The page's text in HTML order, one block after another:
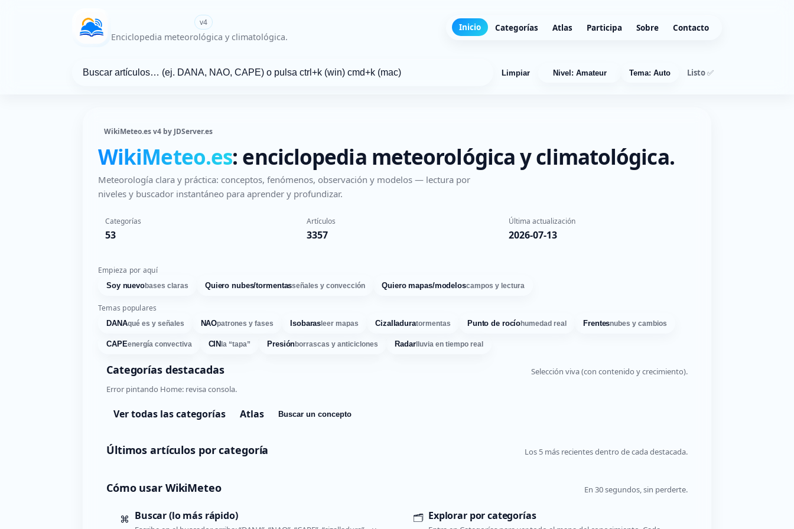
WikiMeteo.es v4
Enciclopedia meteorológica y climatológica.
Inicio Categorías Atlas Participa Sobre Contacto
Limpiar Nivel: Amateur Tema: Auto Listo ✅
WikiMeteo.es v4 by JDServer.es
WikiMeteo.es: enciclopedia meteorológica y climatológica.
Meteorología clara y práctica: conceptos, fenómenos, observación y modelos — lectura por
niveles y buscador instantáneo para aprender y profundizar.
Categorías
53
Artículos
3357
Última actualización
2026-07-13
Empieza por aquí
Soy nuevobases claras Quiero nubes/tormentasseñales y convección Quiero mapas/modeloscampos y lectura
Temas populares
DANAqué es y señales NAOpatrones y fases Isobarasleer mapas Cizalladuratormentas Punto de rocíohumedad real Frentesnubes y cambios
CAPEenergía convectiva CIN la “tapa” Presiónborrascas y anticiclones Radarlluvia en tiempo real
Categorías destacadas
Selección viva (con contenido y crecimiento).
Error pintando Home: revisa consola.
Ver todas las categorías Atlas Buscar un concepto
Últimos artículos por categoría Los 5 más recientes dentro de cada destacada.
Cómo usar WikiMeteo En 30 segundos, sin perderte.
⌘ Buscar (lo más rápido) 🗂️ Explorar por categorías